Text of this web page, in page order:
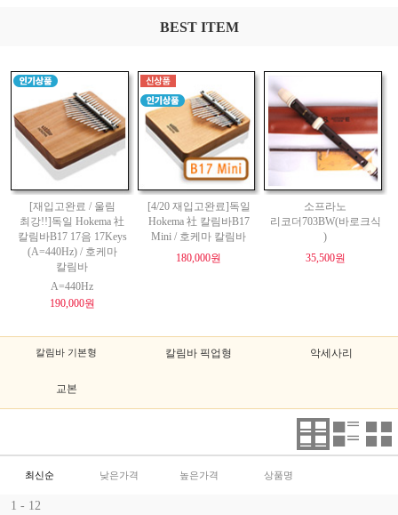
BEST ITEM
[재입고완료 / 울림
최강!!]독일 Hokema 社
칼림바B17 17음 17Keys
(A=440Hz) / 호케마
칼림바
A=440Hz
190,000원
[4/20 재입고완료]독일
Hokema 社 칼림바B17
Mini / 호케마 칼림바
180,000원
소프라노
리코더703BW(바로크식
)
35,500원
칼림바 기본형 칼림바 픽업형 악세사리
교본
최신순 낮은가격 높은가격 상품명
1 - 12